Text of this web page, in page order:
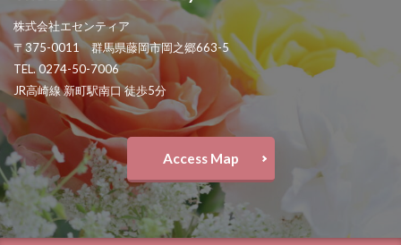
株式会社エセンティア
〒375-0011 群馬県藤岡市岡之郷663-5
TEL. 0274-50-7006
JR高崎線 新町駅南口 徒歩5分
Access Map